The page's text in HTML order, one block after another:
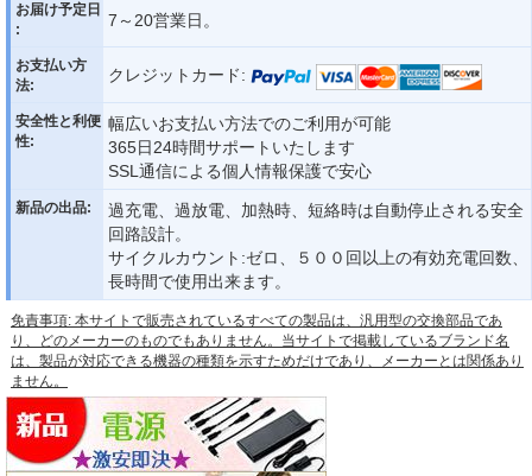
お届け予定日
:
7～20営業日。
お支払い方
法:
クレジットカード:
安全性と利便
性:
幅広いお支払い方法でのご利用が可能
365日24時間サポートいたします
SSL通信による個人情報保護で安心
新品の出品:
過充電、過放電、加熱時、短絡時は自動停止される安全
回路設計。
サイクルカウント:ゼロ、５００回以上の有効充電回数、
長時間で使用出来ます。
免責事項: 本サイトで販売されているすべての製品は、汎用型の交換部品であ
り、どのメーカーのものでもありません。当サイトで掲載しているブランド名
は、製品が対応できる機器の種類を示すためだけであり、メーカーとは関係あり
ません。